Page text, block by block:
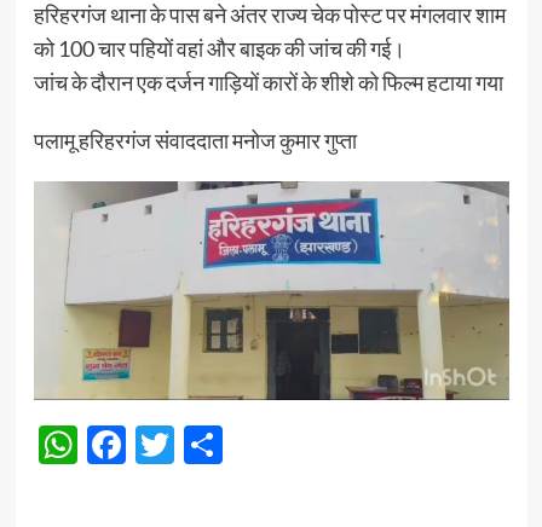
हरिहरगंज थाना के पास बने अंतर राज्य चेक पोस्ट पर मंगलवार शाम
को 100 चार पहियों वहां और बाइक की जांच की गई।
जांच के दौरान एक दर्जन गाड़ियों कारों के शीशे को फिल्म हटाया गया
पलामू हरिहरगंज संवाददाता मनोज कुमार गुप्ता
WhatsApp
Facebook
Twitter
Share